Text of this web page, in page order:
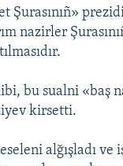
Şurasınıñ»
nazirler
bu sualni
kirsetti.
alğışladı ve